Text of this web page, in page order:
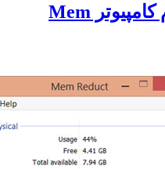
نظارت و بهینه سازی رم کامپیوتر Mem